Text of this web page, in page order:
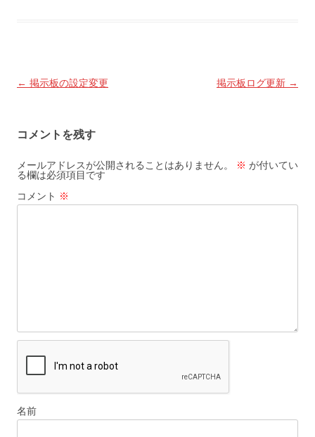
投
ビ
ゲ
ー
シ
← 掲示板の設定変更 掲示板ログ更新 →
コメントを残す
メールアドレスが公開されることはありません。 ※ が付いてい
る欄は必須項目です
コメント ※
名前